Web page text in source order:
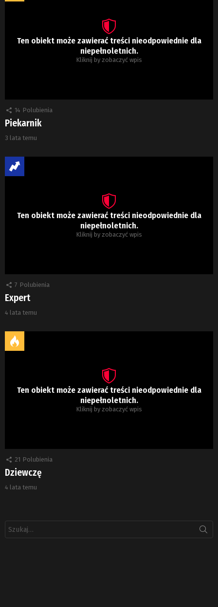
Ten obiekt może zawierać treści nieodpowiednie dla
niepełnoletnich.
Kliknij by zobaczyć wpis
14 Polubienia
Piekarnik
3 lata temu
Ten obiekt może zawierać treści nieodpowiednie dla
niepełnoletnich.
Kliknij by zobaczyć wpis
7 Polubienia
Expert
4 lata temu
Ten obiekt może zawierać treści nieodpowiednie dla
niepełnoletnich.
Kliknij by zobaczyć wpis
21 Polubienia
Dziewczę
4 lata temu